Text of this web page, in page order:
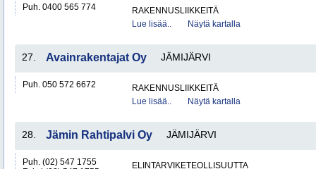
Puh. 0400 565 774
RAKENNUSLIIKKEITÄ
Lue lisää..
Näytä kartalla
27. Avainrakentajat Oy JÄMIJÄRVI
Puh. 050 572 6672
RAKENNUSLIIKKEITÄ
Lue lisää..
Näytä kartalla
28. Jämin Rahtipalvi Oy JÄMIJÄRVI
Puh. (02) 547 1755
ELINTARVIKETEOLLISUUTTA